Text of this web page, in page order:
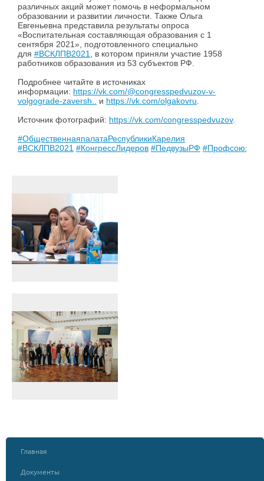
различных акций может помочь в неформальном
образовании и развитии личности. Также Ольга
Евгеньевна представила результаты опроса
«Воспитательная составляющая образования с 1
сентября 2021», подготовленного специально
для #ВСКЛПВ2021
, в котором приняли участие 1958
работников образования из 53 субъектов РФ.
Подробнее читайте в источниках
информации: https://vk.com/@congresspedvuzov-v-
volgograde-zaversh..
и https://vk.com/olgakovru
Источник фотографий: https://vk.com/congresspedvuzov.
#ОбщественнаяпалатаРеспубликиКарелия
#ВСКЛПВ2021 #КонгрессЛидеров #ПедвузыРФ #Профсоюз
Главная
Документы